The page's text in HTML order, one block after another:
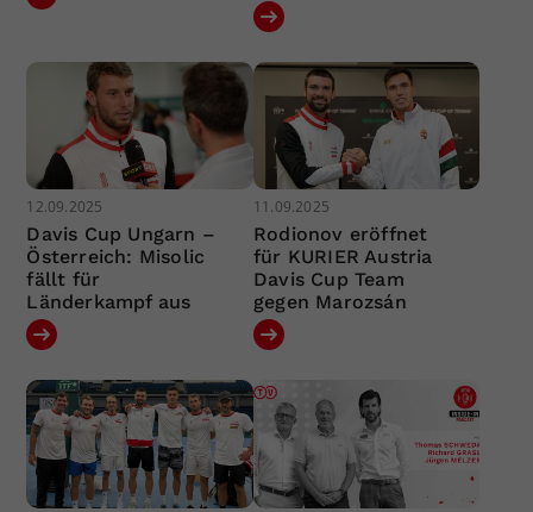
12.09.2025
Davis Cup Ungarn –
Österreich: Misolic
fällt für
Länderkampf aus
11.09.2025
Rodionov eröffnet
für KURIER Austria
Davis Cup Team
gegen Marozsán